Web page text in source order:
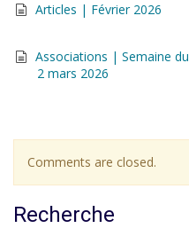
Articles | Février 2026
Associations | Semaine du
2 mars 2026
Comments are closed.
Recherche